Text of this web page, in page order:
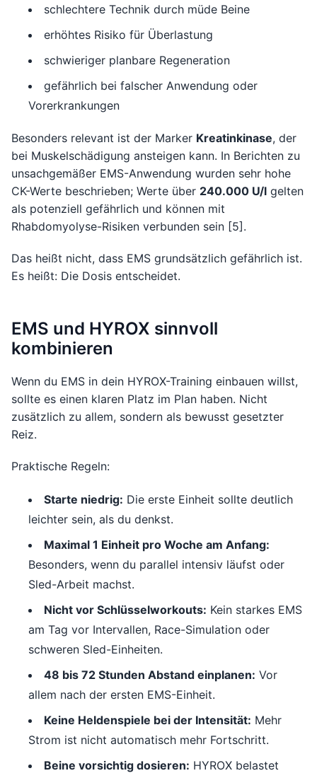
schlechtere Technik durch müde Beine
erhöhtes Risiko für Überlastung
schwieriger planbare Regeneration
gefährlich bei falscher Anwendung oder
Vorerkrankungen
Besonders relevant ist der Marker Kreatinkinase, der
bei Muskelschädigung ansteigen kann. In Berichten zu
unsachgemäßer EMS-Anwendung wurden sehr hohe
CK-Werte beschrieben; Werte über 240.000 U/l gelten
als potenziell gefährlich und können mit
Rhabdomyolyse-Risiken verbunden sein [5].
Das heißt nicht, dass EMS grundsätzlich gefährlich ist.
Es heißt: Die Dosis entscheidet.
EMS und HYROX sinnvoll
kombinieren
Wenn du EMS in dein HYROX-Training einbauen willst,
sollte es einen klaren Platz im Plan haben. Nicht
zusätzlich zu allem, sondern als bewusst gesetzter
Reiz.
Praktische Regeln:
Starte niedrig: Die erste Einheit sollte deutlich
leichter sein, als du denkst.
Maximal 1 Einheit pro Woche am Anfang:
Besonders, wenn du parallel intensiv läufst oder
Sled-Arbeit machst.
Nicht vor Schlüsselworkouts: Kein starkes EMS
am Tag vor Intervallen, Race-Simulation oder
schweren Sled-Einheiten.
48 bis 72 Stunden Abstand einplanen: Vor
allem nach der ersten EMS-Einheit.
Keine Heldenspiele bei der Intensität: Mehr
Strom ist nicht automatisch mehr Fortschritt.
Beine vorsichtig dosieren: HYROX belastet